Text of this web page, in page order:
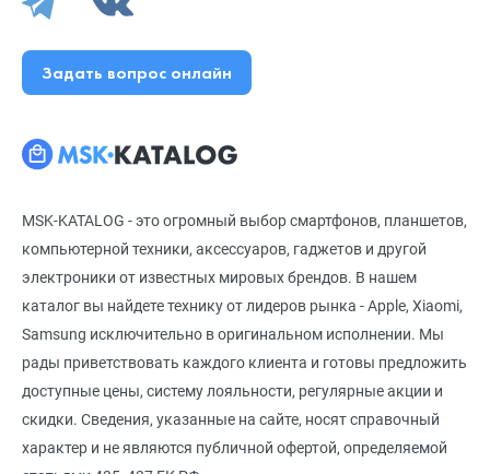
MSK-KATALOG - это огромный выбор смартфонов, планшетов,
компьютерной техники, аксессуаров, гаджетов и другой
электроники от известных мировых брендов. В нашем
каталог вы найдете технику от лидеров рынка - Apple, Xiaomi,
Samsung исключительно в оригинальном исполнении. Мы
рады приветствовать каждого клиента и готовы предложить
доступные цены, систему лояльности, регулярные акции и
скидки. Сведения, указанные на сайте, носят справочный
характер и не являются публичной офертой, определяемой
Задать вопрос онлайн